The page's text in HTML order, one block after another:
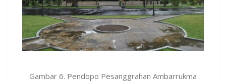
Gambar 6. Pendopo Pesanggrahan Ambarrukma